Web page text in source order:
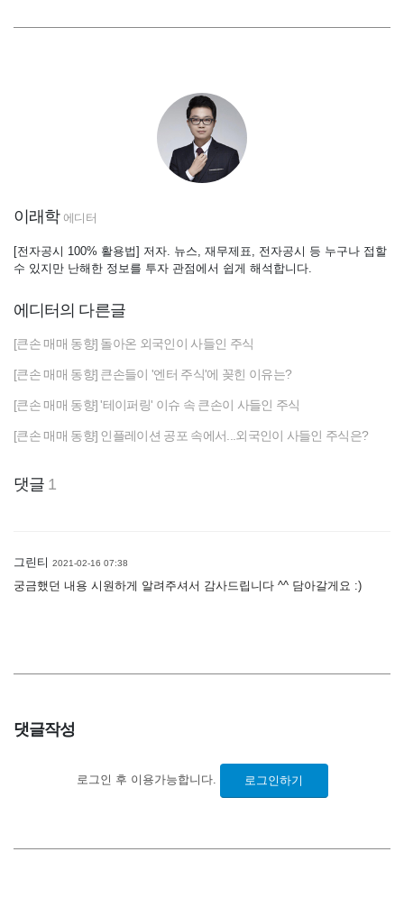
이래학 에디터
[전자공시 100% 활용법] 저자. 뉴스, 재무제표, 전자공시 등 누구나 접할
수 있지만 난해한 정보를 투자 관점에서 쉽게 해석합니다.
에디터의 다른글
[큰손 매매 동향] 돌아온 외국인이 사들인 주식
[큰손 매매 동향] 큰손들이 '엔터 주식'에 꽂힌 이유는?
[큰손 매매 동향] '테이퍼링' 이슈 속 큰손이 사들인 주식
[큰손 매매 동향] 인플레이션 공포 속에서...외국인이 사들인 주식은?
댓글 1
그린티 2021-02-16 07:38
궁금했던 내용 시원하게 알려주셔서 감사드립니다 ^^ 담아갈게요 :)
댓글작성
로그인 후 이용가능합니다. 로그인하기